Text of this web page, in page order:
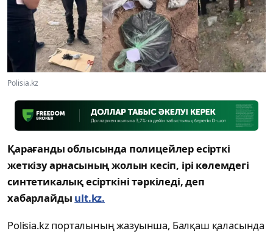
Polisia.kz
Қарағанды облысында полицейлер есірткі
жеткізу арнасының жолын кесіп, ірі көлемдегі
синтетикалық есірткіні тәркіледі, деп
хабарлайды ult.kz.
Polisia.kz порталының жазуынша, Балқаш қаласында